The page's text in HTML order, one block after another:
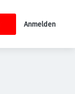
Anmelden